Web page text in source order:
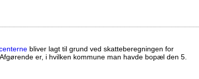
bliver lagt til grund ved skatteberegningen for
er, i hvilken kommune man havde bopæl den 5.